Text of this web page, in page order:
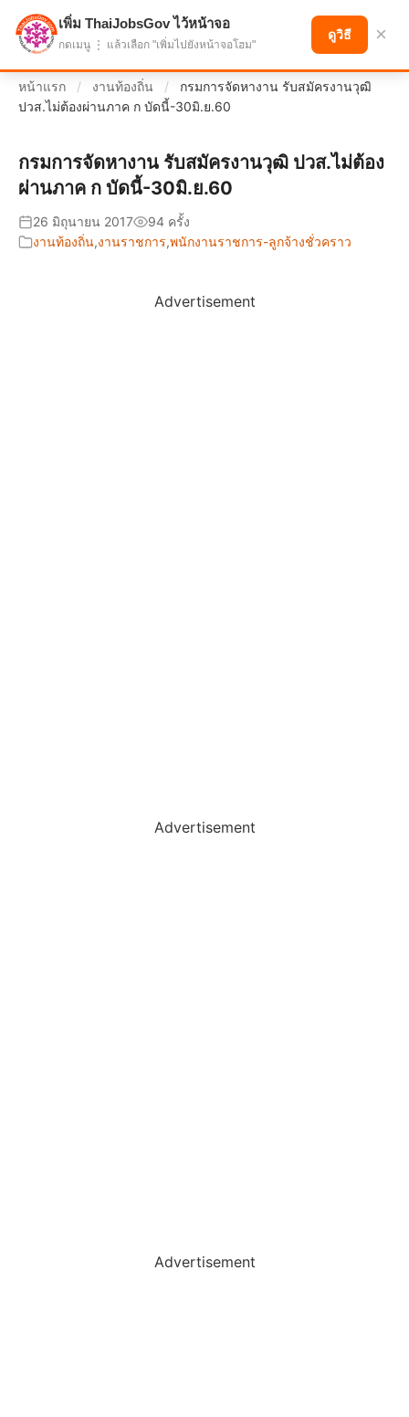
แบ่งปันโอกาส เพื่ออนาคตที่ก้าวหน้า
หน้าแรก / งานท้องถิ่น /
กรมการจัดหางาน รับสมัครงานวุฒิ
ปวส.ไม่ต้องผ่านภาค ก บัดนี้-30มิ.ย.60
กรมการจัดหางาน รับสมัครงานวุฒิ ปวส.ไม่ต้อง
ผ่านภาค ก บัดนี้-30มิ.ย.60
26 มิถุนายน 2017
94 ครั้ง
งานท้องถิ่น,งานราชการ,พนักงานราชการ-ลูกจ้างชั่วคราว
Advertisement
Advertisement
Advertisement
เพิ่ม ThaiJobsGov ไว้หน้าจอ
กดเมนู ⋮ แล้วเลือก "เพิ่มไปยังหน้าจอโฮม"
ดูวิธี ×